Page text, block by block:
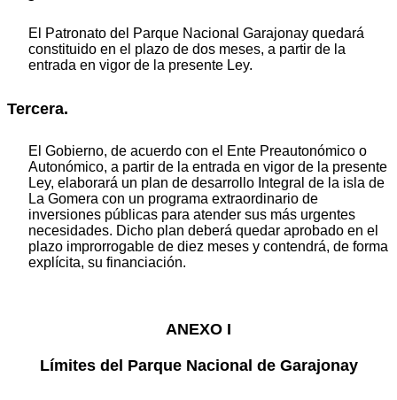
El Patronato del Parque Nacional Garajonay quedará
constituido en el plazo de dos meses, a partir de la
entrada en vigor de la presente Ley.
Tercera.
El Gobierno, de acuerdo con el Ente Preautonómico o
Autonómico, a partir de la entrada en vigor de la presente
Ley, elaborará un plan de desarrollo Integral de la isla de
La Gomera con un programa extraordinario de
inversiones públicas para atender sus más urgentes
necesidades. Dicho plan deberá quedar aprobado en el
plazo improrrogable de diez meses y contendrá, de forma
explícita, su financiación.
ANEXO I
Límites del Parque Nacional de Garajonay